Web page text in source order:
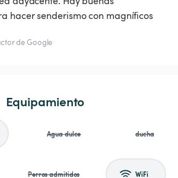
hacer senderismo con magníficos
de Google
Equipamiento
Agua dulce ducha
Perros admitidos WiFi